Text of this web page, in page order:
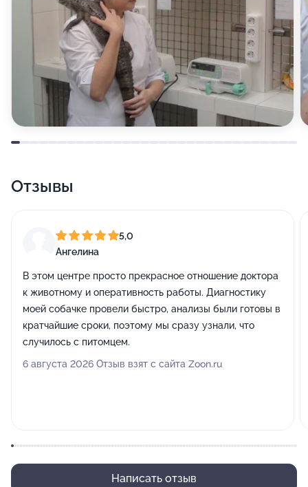
Отзывы
5,0
Ангелина
В этом центре просто прекрасное отношение доктора
к животному и оперативность работы. Диагностику
моей собачке провели быстро, анализы были готовы в
кратчайшие сроки, поэтому мы сразу узнали, что
случилось с питомцем.
6 августа 2026 Отзыв взят с сайта Zoon.ru
Написать отзыв